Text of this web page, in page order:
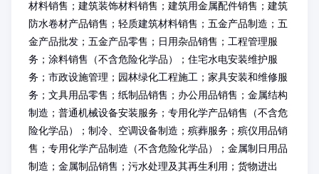
材料销售；建筑装饰材料销售；建筑用金属配件销售；建筑
防水卷材产品销售；轻质建筑材料销售；五金产品制造；五
金产品批发；五金产品零售；日用杂品销售；工程管理服
务；涂料销售（不含危险化学品）；住宅水电安装维护服
务；市政设施管理；园林绿化工程施工；家具安装和维修服
务；文具用品零售；纸制品销售；办公用品销售；金属结构
制造；普通机械设备安装服务；专用化学产品销售（不含危
险化学品）；制冷、空调设备制造；殡葬服务；殡仪用品销
售；专用化学产品制造（不含危险化学品）；金属制日用品
制造；金属制品销售；污水处理及其再生利用；货物进出